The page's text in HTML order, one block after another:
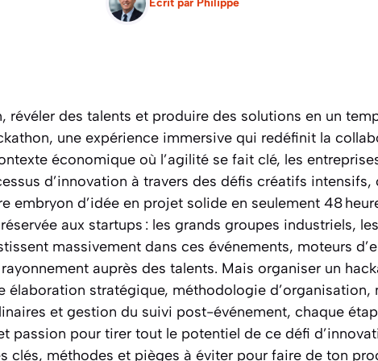
Ecrit par Philippe
révéler des talents et produire des solutions en un
une expérience immersive qui redéfinit la
économique où l’agilité se fait clé, les
d’innovation à travers des défis créatifs intensifs,
embryon d’idée en projet solide en seulement 48
aux startups : les grands groupes industriels,
massivement dans ces événements, moteurs
auprès des talents. Mais organiser un
élaboration stratégique, méthodologie
et gestion du suivi post-événement, chaque
passion pour tirer tout le potentiel de ce défi
clés, méthodes et pièges à éviter pour faire de ton